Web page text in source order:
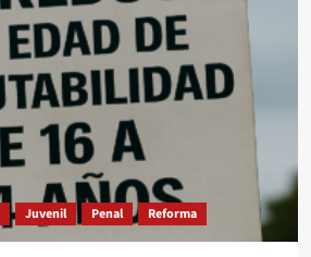
Juvenil Penal Reforma